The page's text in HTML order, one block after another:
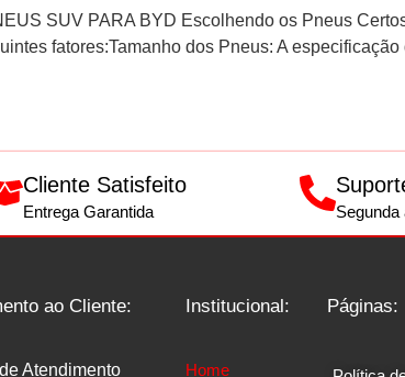
SUV PARA BYD Escolhendo os Pneus
fatores:Tamanho dos Pneus: A
Cliente Satisfeito
Entrega Garantida Segunda
ao Cliente:
Atendimento
Institucional:
Home
Páginas: